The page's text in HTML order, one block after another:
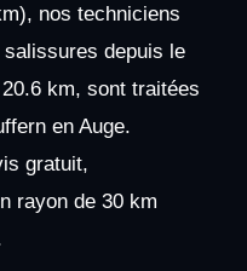
nos techniciens
depuis le
km, sont traitées
en Auge.
gratuit,
rayon de 30 km